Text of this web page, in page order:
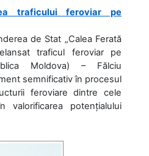
traficului feroviar pe
de Stat „Calea Ferată
traficul feroviar pe
Moldova) – Fălciu
semnificativ în procesul
feroviare dintre cele
potențialului